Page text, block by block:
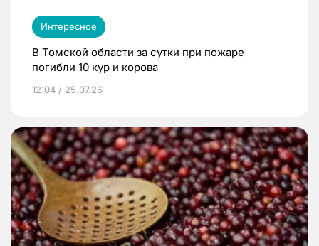
Интересное
В Томской области за сутки при пожаре
погибли 10 кур и корова
12:04 / 25.07.26